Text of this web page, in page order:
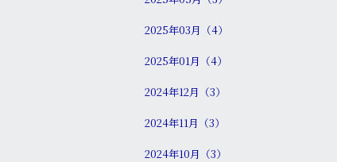
2025年03月（4）
2025年01月（4）
2024年12月（3）
2024年11月（3）
2024年10月（3）